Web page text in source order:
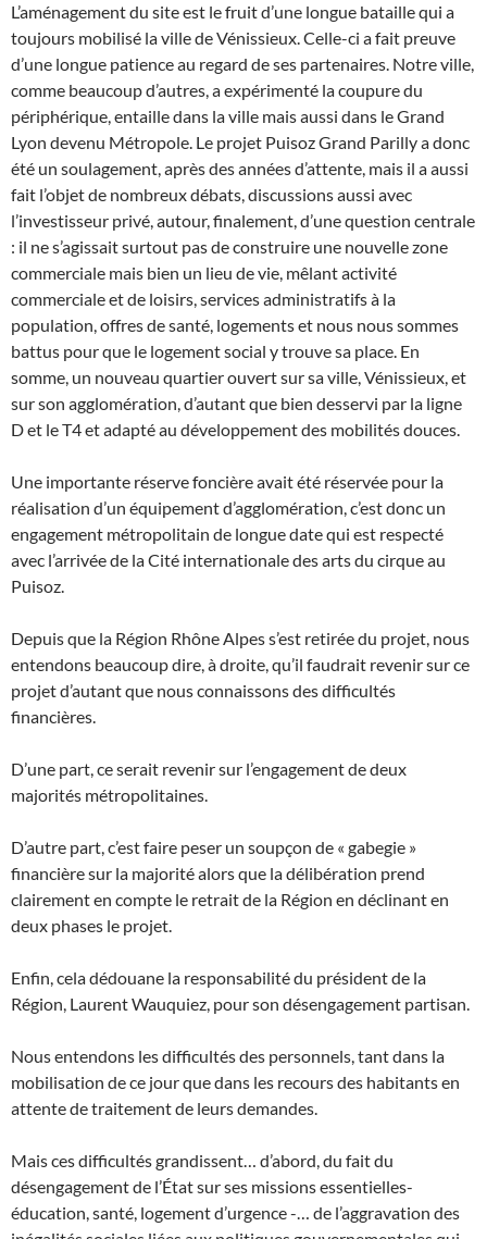
L’aménagement du site est le fruit d’une longue bataille qui a
toujours mobilisé la ville de Vénissieux. Celle-ci a fait preuve
d’une longue patience au regard de ses partenaires. Notre ville,
comme beaucoup d’autres, a expérimenté la coupure du
périphérique, entaille dans la ville mais aussi dans le Grand
Lyon devenu Métropole. Le projet Puisoz Grand Parilly a donc
été un soulagement, après des années d’attente, mais il a aussi
fait l’objet de nombreux débats, discussions aussi avec
l’investisseur privé, autour, finalement, d’une question centrale
: il ne s’agissait surtout pas de construire une nouvelle zone
commerciale mais bien un lieu de vie, mêlant activité
commerciale et de loisirs, services administratifs à la
population, offres de santé, logements et nous nous sommes
battus pour que le logement social y trouve sa place. En
somme, un nouveau quartier ouvert sur sa ville, Vénissieux, et
sur son agglomération, d’autant que bien desservi par la ligne
D et le T4 et adapté au développement des mobilités douces.
Une importante réserve foncière avait été réservée pour la
réalisation d’un équipement d’agglomération, c’est donc un
engagement métropolitain de longue date qui est respecté
avec l’arrivée de la Cité internationale des arts du cirque au
Puisoz.
Depuis que la Région Rhône Alpes s’est retirée du projet, nous
entendons beaucoup dire, à droite, qu’il faudrait revenir sur ce
projet d’autant que nous connaissons des difficultés
financières.
D’une part, ce serait revenir sur l’engagement de deux
majorités métropolitaines.
D’autre part, c’est faire peser un soupçon de « gabegie »
financière sur la majorité alors que la délibération prend
clairement en compte le retrait de la Région en déclinant en
deux phases le projet.
Enfin, cela dédouane la responsabilité du président de la
Région, Laurent Wauquiez, pour son désengagement partisan.
Nous entendons les difficultés des personnels, tant dans la
mobilisation de ce jour que dans les recours des habitants en
attente de traitement de leurs demandes.
Mais ces difficultés grandissent… d’abord, du fait du
désengagement de l’État sur ses missions essentielles-
éducation, santé, logement d’urgence -… de l’aggravation des